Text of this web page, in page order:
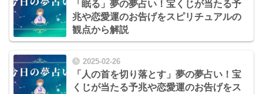
「眠る」夢の夢占い！宝くじが当たる予
兆や恋愛運のお告げをスピリチュアルの
観点から解説
2025-02-26
「人の首を切り落とす」夢の夢占い！宝
くじが当たる予兆や恋愛運のお告げをス